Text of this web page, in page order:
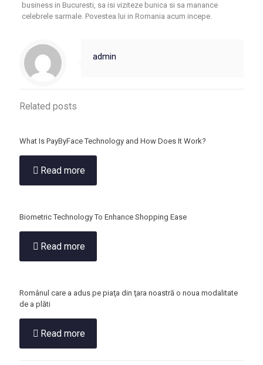
business in Bucuresti, sa isi viziteze bunica si sa manance
celebrele sarmale. Povestea lui in Romania acum incepe.
admin
Related posts
What Is PayByFace Technology and How Does It Work?
Read more
Biometric Technology To Enhance Shopping Ease
Read more
Românul care a adus pe piaţa din ţara noastră o noua modalitate
de a plăti
Read more